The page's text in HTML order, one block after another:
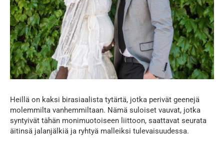
Heillä on kaksi birasiaalista tytärtä, jotka perivät geenejä
molemmilta vanhemmiltaan. Nämä suloiset vauvat, jotka
syntyivät tähän monimuotoiseen liittoon, saattavat seurata
äitinsä jalanjälkiä ja ryhtyä malleiksi tulevaisuudessa.